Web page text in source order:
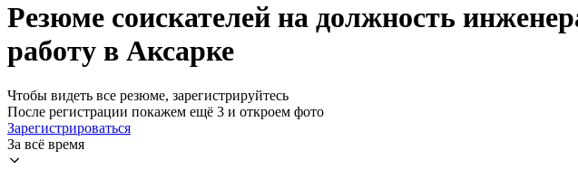
Резюме соискателей на должность
работу в Аксарке
Чтобы видеть все резюме, зарегистрируйтесь
После регистрации покажем ещё 3 и откроем фото
Зарегистрироваться
За всё время